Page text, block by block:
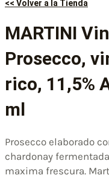
<< Volver a la Tienda
MARTINI
Prosecco,
rico, 11,5%
ml
Prosecco elaborado
chardonay
maxima frescura.